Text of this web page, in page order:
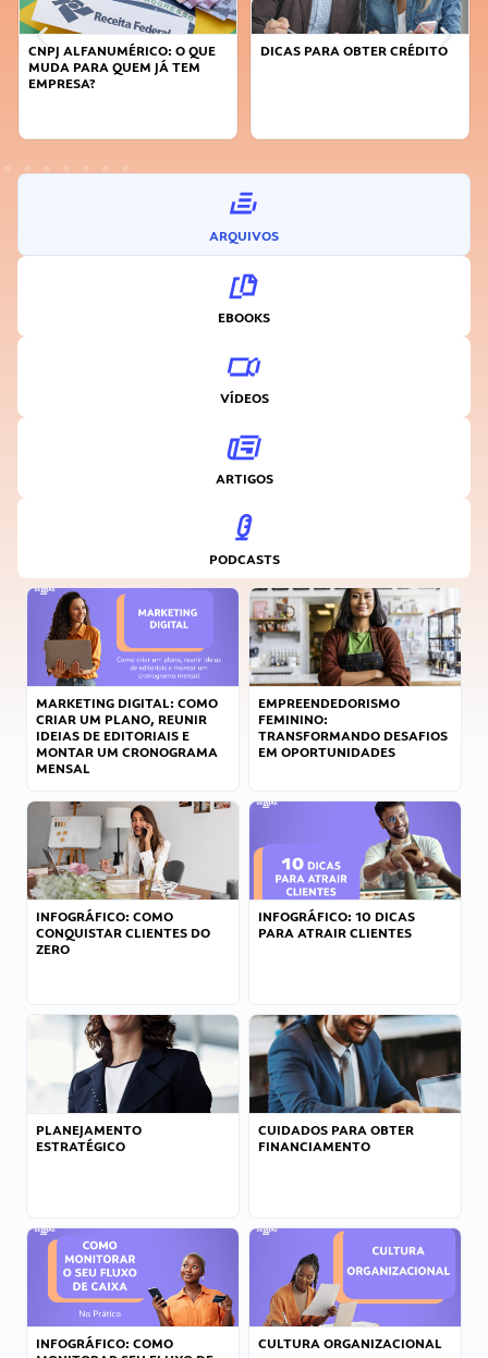
CNPJ ALFANUMÉRICO: O QUE
MUDA PARA QUEM JÁ TEM
EMPRESA?
DICAS PARA OBTER CRÉDITO
ARQUIVOS
EBOOKS
VÍDEOS
ARTIGOS
PODCASTS
MARKETING DIGITAL: COMO
CRIAR UM PLANO, REUNIR
IDEIAS DE EDITORIAIS E
MONTAR UM CRONOGRAMA
MENSAL
EMPREENDEDORISMO
FEMININO:
TRANSFORMANDO DESAFIOS
EM OPORTUNIDADES
INFOGRÁFICO: COMO
CONQUISTAR CLIENTES DO
ZERO
INFOGRÁFICO: 10 DICAS
PARA ATRAIR CLIENTES
PLANEJAMENTO
ESTRATÉGICO
CUIDADOS PARA OBTER
FINANCIAMENTO
INFOGRÁFICO: COMO
CULTURA ORGANIZACIONAL